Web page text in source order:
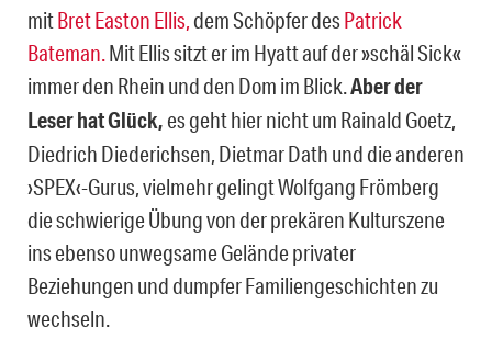
mitBret Easton Ellis, dem Schöpfer desPatrick
Bateman. Mit Ellis sitzt er im Hyatt auf der »schäl Sick«
immer den Rhein und den Dom im Blick. Aber der
Leser hat Glück,es geht hier nicht um Rainald Goetz,
Diedrich Diederichsen, Dietmar Dath und die anderen
›SPEX‹-Gurus, vielmehr gelingt Wolfgang Frömberg
die schwierige Übung von der prekären Kulturszene
ins ebenso unwegsame Gelände privater
Beziehungen und dumpfer Familiengeschichten zu
wechseln.